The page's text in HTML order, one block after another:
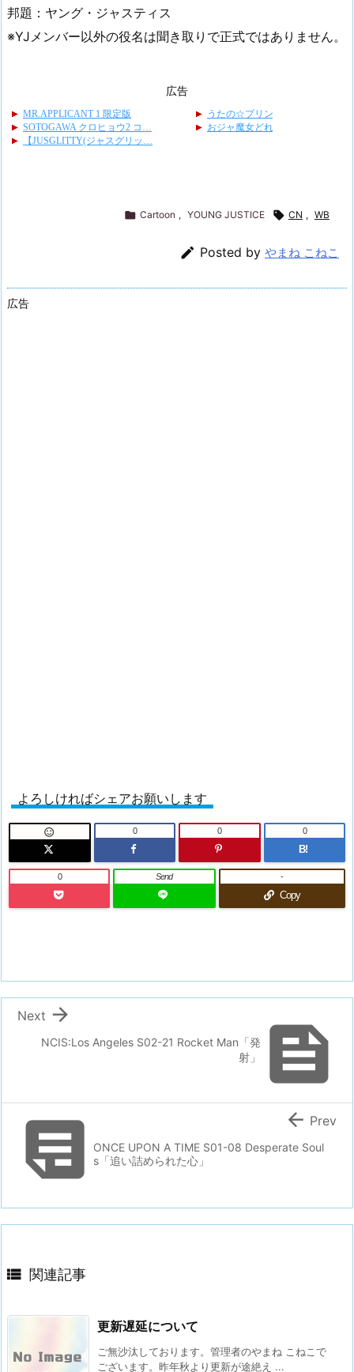
邦題：ヤング・ジャスティス
※YJメンバー以外の役名は聞き取りで正式ではありません。
広告
 Cartoon , YOUNG JUSTICE  CN , WB
 Posted by やまね こねこ
広告
よろしければシェアお願いします
 0 0
B!
0
0 Send
Copy
-

NCIS:Los Angeles S02-21 Rocket Man「発
射」

Next
ONCE UPON A TIME S01-08 Desperate Soul
s「追い詰められた心」
 Prev
 関連記事
更新遅延について
ご無沙汰しております。管理者のやまね こねこで
ございます。昨年秋より更新が途絶え ...